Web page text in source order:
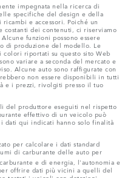
impegnata nella ricerca di
specifiche del design e della
e accessori. Poiché un
costanti dei contenuti, ci riserviamo
funzioni possono essere
di produzione del modello. Le
riportati su questo sito Web
variare a seconda del mercato e
Alcune auto sono raffigurate con
non essere disponibili in tutti
e i prezzi, rivolgiti presso il tuo
del produttore eseguiti nel rispetto
effettivo di un veicolo può
dati qui indicati hanno solo finalità
per calcolare i dati standard
di carburante delle auto per
e di energia, l'autonomia e
offrire dati più vicini a quelli del